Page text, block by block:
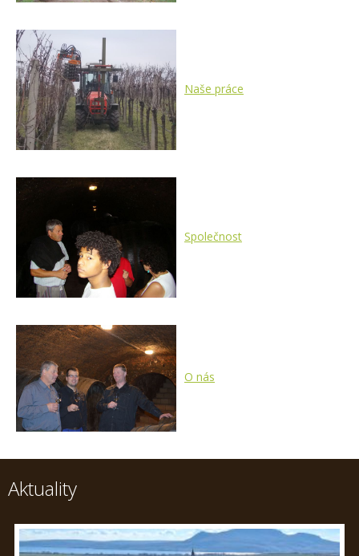
Naše práce
Společnost
O nás
Aktuality